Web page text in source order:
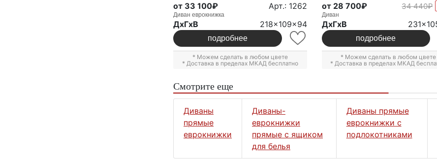
от 33 100₽ Арт.: 1262
Диван еврокнижка
ДxГxВ 218x109x94
подробнее
* Можем сделать в любом цвете
* Доставка в пределах МКАД бесплатно
от 28 700₽ 34 440₽
Диван
ДxГxВ
подробнее
* Можем сделать в любом цвете
* Доставка в пределах МКАД
Смотрите еще
Диваны
прямые
еврокнижки
Диваны-
еврокнижки
прямые с ящиком
для белья
Диваны прямые
еврокнижки с
подлокотниками